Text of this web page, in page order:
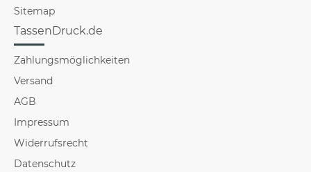
Sitemap
TassenDruck.de
Zahlungsmöglichkeiten
Versand
AGB
Impressum
Widerrufsrecht
Datenschutz